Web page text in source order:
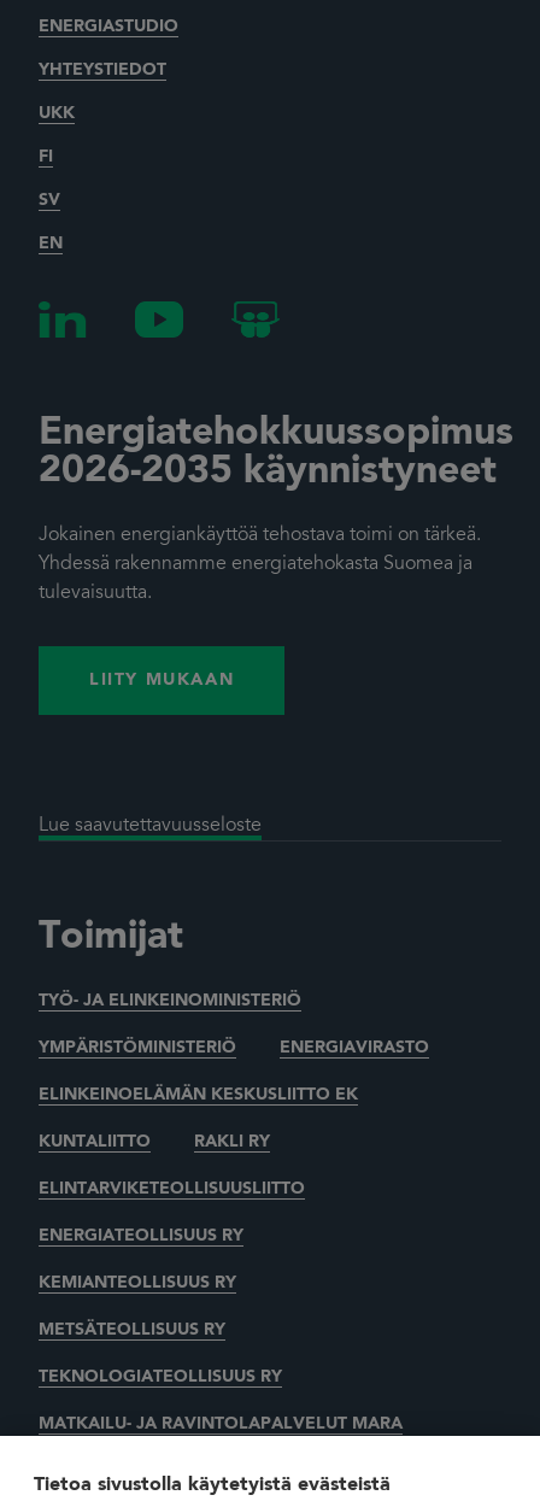
ENERGIASTUDIO
YHTEYSTIEDOT
UKK
FI
SV
EN
Energiatehokkuussopimus
2026-2035 käynnistyneet
Jokainen energiankäyttöä tehostava toimi on tärkeä.
Yhdessä rakennamme energiatehokasta Suomea ja
tulevaisuutta.
LIITY MUKAAN
Lue saavutettavuusseloste
Toimijat
TYÖ- JA ELINKEINOMINISTERIÖ
YMPÄRISTÖMINISTERIÖ ENERGIAVIRASTO
ELINKEINOELÄMÄN KESKUSLIITTO EK
KUNTALIITTO RAKLI RY
ELINTARVIKETEOLLISUUSLIITTO
ENERGIATEOLLISUUS RY
KEMIANTEOLLISUUS RY
METSÄTEOLLISUUS RY
TEKNOLOGIATEOLLISUUS RY
MATKAILU- JA RAVINTOLAPALVELUT MARA
Tietoa sivustolla käytetyistä evästeistä